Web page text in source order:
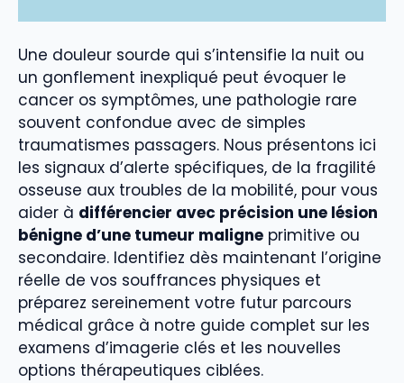
Une douleur sourde qui s’intensifie la nuit ou
un gonflement inexpliqué peut évoquer le
cancer os symptômes, une pathologie rare
souvent confondue avec de simples
traumatismes passagers. Nous présentons ici
les signaux d’alerte spécifiques, de la fragilité
osseuse aux troubles de la mobilité, pour vous
aider à différencier avec précision une lésion
bénigne d’une tumeur maligne primitive ou
secondaire. Identifiez dès maintenant l’origine
réelle de vos souffrances physiques et
préparez sereinement votre futur parcours
médical grâce à notre guide complet sur les
examens d’imagerie clés et les nouvelles
options thérapeutiques ciblées.